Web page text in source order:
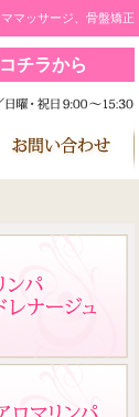
マッサージ、骨盤矯正
チラから